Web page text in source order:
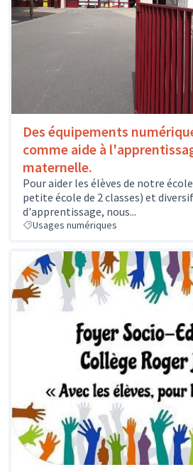
Des équipements
comme aide à
maternelle.
Pour aider les élèves de notre
petite école de 2 classes) et
d'apprentissage, nous...
Usages numériques